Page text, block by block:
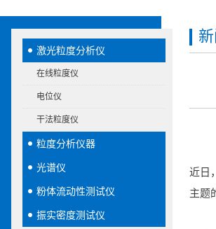
激光粒度分析仪
在线粒度仪
电位仪
干法粒度仪
粒度分析仪器
光谱仪
粉体流动性测试仪
振实密度测试仪
近日
主题